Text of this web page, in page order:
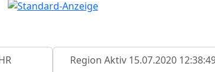
Region Aktiv 15.07.2020